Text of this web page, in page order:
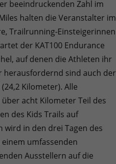
beeindruckenden Zahl im
halten die Veranstalter im
Trailrunning-Einsteigerinnen
der KAT100 Endurance
auf denen die Athleten ihr
herausfordernd sind auch der
Kilometer). Alle
acht Kilometer Teil des
des Kids Trails auf
wird in den drei Tagen des
umfassenden
Ausstellern auf die